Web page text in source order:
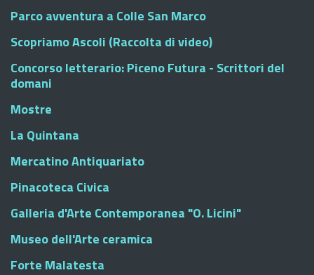
Parco avventura a Colle San Marco
Scopriamo Ascoli (Raccolta di video)
Concorso letterario: Piceno Futura - Scrittori del
domani
Mostre
La Quintana
Mercatino Antiquariato
Pinacoteca Civica
Galleria d'Arte Contemporanea "O. Licini"
Museo dell'Arte ceramica
Forte Malatesta